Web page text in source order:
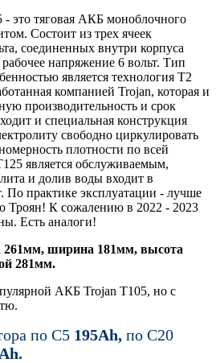
- это тяговая АКБ моноблочного
Состоит из трех ячеек
соединенных внутри корпуса
напряжение 6 вольт. Тип
является технология T2
компанией Trojan, которая и
производительность и срок
и специальная конструкция
свободно циркулировать
плотности по всей
является обслуживаемым,
и долив воды входит в
По практике эксплуатации - лучше
Троян! К сожалению в 2022 - 2023
Есть аналоги!
261мм, ширина 181мм, высота
281мм.
АКБ Trojan T105, но с
по С5 195Ah, по C20